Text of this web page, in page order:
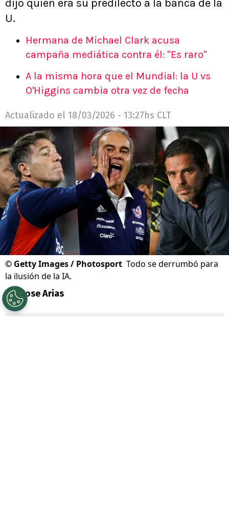
dijo quién era su predilecto a la banca de la
U.
Hermana de Michael Clark acusa
campaña mediática contra él: "Es raro"
A la misma hora que el Mundial: la U vs
O'Higgins cambia otra vez de fecha
Actualizado el 18/03/2026 - 13:27hs CLT
© Getty Images / Photosport Todo se derrumbó para
la ilusión de la IA.
Por Jose Arias